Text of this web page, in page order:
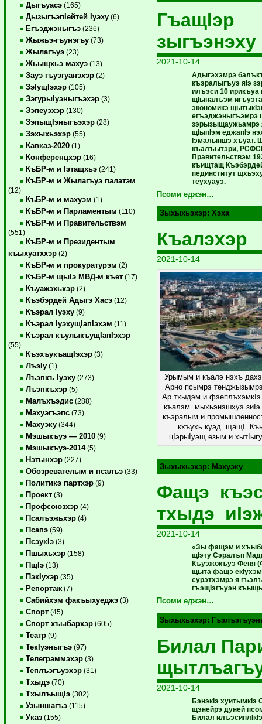
Дыгъуасэ (165)
ДызыгъэпIейтей Iуэху (6)
Егъэджэныгъэ (236)
Жыжьэ-гъунэгъу (73)
Жылагъуэ (23)
Жьыщхьэ махуэ (13)
Зауэ гъуэгуанэхэр (2)
ЗэIущIэхэр (105)
ЗэгурыIуэныгъэхэр (3)
Зэпеуэхэр (130)
ЗэпыщIэныгъэхэр (28)
Зэхыхьэхэр (55)
Кавказ-2020 (1)
Конференцхэр (16)
КъБР-м и Iэтащхьэ (241)
КъБР-м и Жылагъуэ палатэм
(12)
КъБР-м и махуэм (1)
КъБР-м и Парламентым (110)
КъБР-м и Правительствэм
(551)
КъБР-м и Президентым
къыхуатххэр (2)
КъБР-м и прокуратурэм (2)
КъБР-м щыIэ МВД-м къет (17)
Къуажэхьхэр (2)
Къэбэрдей Адыгэ Хасэ (12)
Къэрал Iуэху (9)
Къэрал IуэхущIапIэхэм (11)
Къэрал къулыкъущIапIэхэр
(55)
КъэхъукъащIэхэр (3)
ЛъэIу (1)
Лъэпкъ Iуэху (273)
Лъэпкъхэр (5)
Малъхъэдис (288)
Махуэгъэпс (73)
Махуэку (344)
Мэшыкъуэ — 2010 (9)
Мэшыкъуэ-2014(5)
Нэтынхэр (227)
Обозревателым и псалъэ (33)
Политикэ партхэр (9)
Проект (3)
Профсоюзхэр (4)
Псалъэжьхэр (4)
Псапэ (59)
ПсэукIэ (3)
Пшыхьхэр (158)
ПщIэ (13)
ПэкIухэр (35)
Репортаж (7)
Сабийхэм факъыхуеджэ (3)
Спорт (45)
Спорт хъыбархэр (605)
Театр (9)
ТекIуэныгъэ (97)
Телеграммэхэр (3)
Теплъэгъуэхэр (31)
Тхыдэ (70)
ТхылъыщIэ (302)
Узыншагъэ (115)
Указ (155)
ГъащIэр
зыгъэнэху
2021-10-14
Адыгэхэмрэ
къэралыгъуэ яIэ
илъэси 10 ирикъуа
щIыналъэм
экономикэ
егъэджэныгъэмрэ
зэрызыщаужьамрэ
щIыпIэм еджапIэ
Iэмалыншэ хъуат.
къалъытэри,
Правительствэм
къищтащ
пединститут
теухуауэ.
Псоми еджэн…
Зыхыхьэхэр:Хэха
Къалэхэр
2021-10-14
Урымым и къалэ нэхъ
Арно псымрэ
Ар тхыдэм и
къалэм мыхьэнэшхуэ
къэралым и
кхъухь куэд щащI.
цIэрыIуэщ езым и
Зыхыхьэхэр: Махуэку
Фащэ
тхыдэ
2021-10-14
«Зы фащэм и
щIэту Сэралъп
Къуэжокъуэ Феня
щыта фащэ
сурэтхэмрэ я
гъэщIэгъуэн
Псоми еджэн…
Зыхыхьэхэр:
Билал
2021-10-14
БэнэкIэ хуитымкIэ
щэнейрэ дуней
Билал